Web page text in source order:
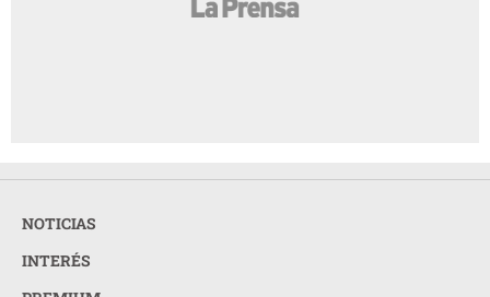
NOTICIAS
INTERÉS